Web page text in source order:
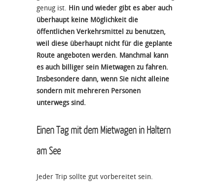
genug ist. Hin und wieder gibt es aber auch
überhaupt keine Möglichkeit die
öffentlichen Verkehrsmittel zu benutzen,
weil diese überhaupt nicht für die geplante
Route angeboten werden. Manchmal kann
es auch billiger sein Mietwagen zu fahren.
Insbesondere dann, wenn Sie nicht alleine
sondern mit mehreren Personen
unterwegs sind.
Einen Tag mit dem Mietwagen in Haltern
am See
Jeder Trip sollte gut vorbereitet sein.